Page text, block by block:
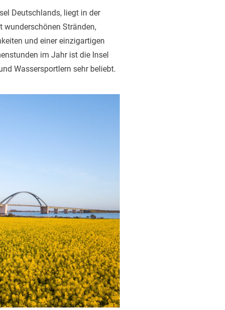
Deutschlands, liegt in der
wunderschönen Stränden,
und einer einzigartigen
im Jahr ist die Insel
Wassersportlern sehr beliebt.